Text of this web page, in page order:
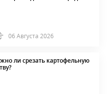
06 Августа 2026
ли срезать картофельную